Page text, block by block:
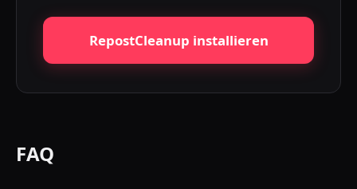
RepostCleanup installieren
FAQ